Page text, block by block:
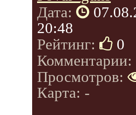
Дата:
20:48
Рейтинг:
0
Комментарии:
Просмотров:
Карта: -